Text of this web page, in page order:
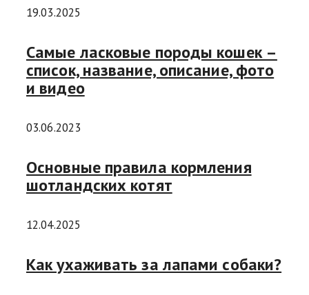
19.03.2025
Самые ласковые породы кошек –
список, название, описание, фото
и видео
03.06.2023
Основные правила кормления
шотландских котят
12.04.2025
Как ухаживать за лапами собаки?